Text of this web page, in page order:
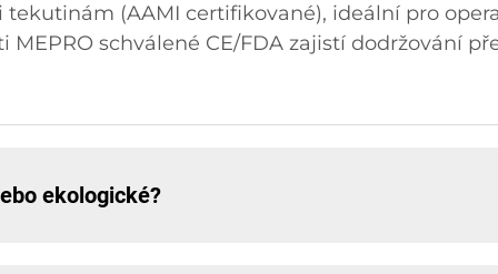
(AAMI certifikované), ideální pro
schválené CE/FDA zajistí dodržování
ekologické?